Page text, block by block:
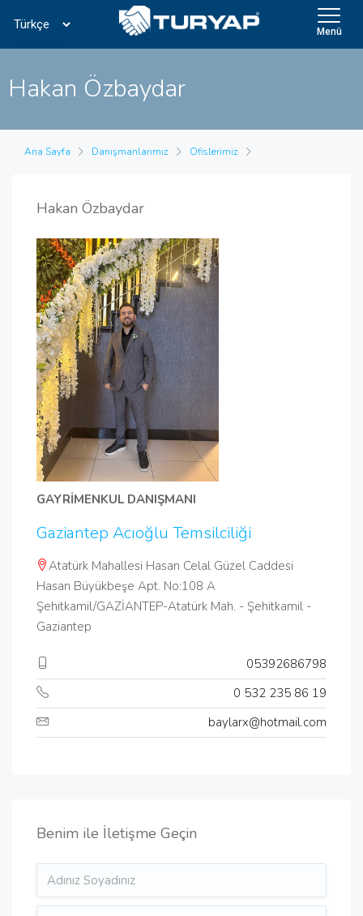
Menü
Hakan Özbaydar
Ana Sayfa Danışmanlarımız Ofislerimiz
Hakan Özbaydar
GAYRİMENKUL DANIŞMANI
Gaziantep Acıoğlu Temsilciliği
Atatürk Mahallesi Hasan Celal Güzel Caddesi
Hasan Büyükbeşe Apt. No:108 A
Şehitkamil/GAZİANTEP-Atatürk Mah. - Şehitkamil -
Gaziantep
05392686798
0 532 235 86 19
baylarx@hotmail.com
Benim ile İletişme Geçin